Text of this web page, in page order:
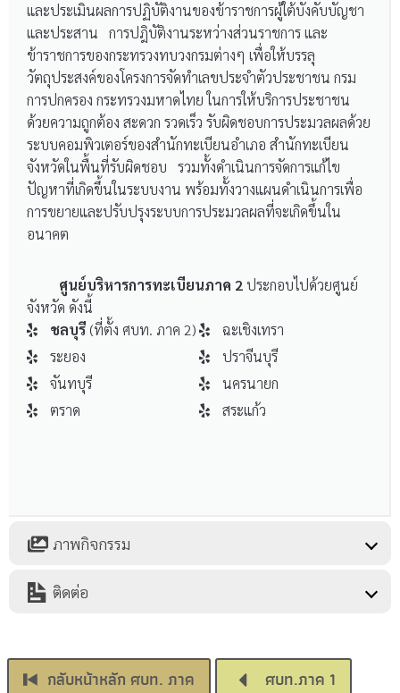
และประเมินผลการปฏิบัติงานของข้าราชการผู้ใต้บังคับบัญชา
และประสาน การปฎิบัติงานระหว่างส่วนราชการ และ
ข้าราชการของกระทรวงทบวงกรมต่างๆ เพื่อให้บรรลุ
วัตถุประสงค์ของโครงการจัดทำเลขประจำตัวประชาชน กรม
การปกครอง กระทรวงมหาดไทย ในการให้บริการประชาชน
ด้วยความถูกต้อง สะดวก รวดเร็ว รับผิดชอบการประมวลผลด้วย
ระบบคอมพิวเตอร์ของสำนักทะเบียนอำเภอ สำนักทะเบียน
จังหวัดในพื้นที่รับผิดชอบ รวมทั้งดำเนินการจัดการแก้ไข
ปัญหาที่เกิดขึ้นในระบบงาน พร้อมทั้งวางแผนดำเนินการเพื่อ
การขยายและปรับปรุงระบบการประมวลผลที่จะเกิดขึ้นใน
อนาคต
ศูนย์บริหารการทะเบียนภาค 2 ประกอบไปด้วยศูนย์
จังหวัด ดังนี้
ชลบุรี (ที่ตั้ง ศบท. ภาค 2)
ระยอง
จันทบุรี
ตราด
ฉะเชิงเทรา
ปราจีนบุรี
นครนายก
สระแก้ว
ภาพกิจกรรม
ติดต่อ
กลับหน้าหลัก ศบท. ภาค
ศบท.ภาค 1